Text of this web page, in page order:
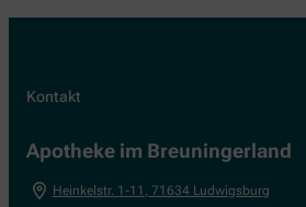
Kontakt
Apotheke im Breuningerland
Heinkelstr. 1-11 , 71634 Ludwigsburg